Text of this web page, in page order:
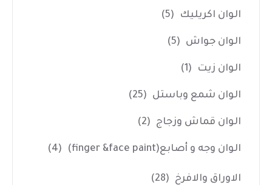
الوان اكريليك (5)
الوان جواش (5)
الوان زيت (1)
الوان شمع وباستل (25)
الوان قماش وزجاج (2)
الوان وجه و أصابع(finger &face paint) (4)
الاوراق والافرخ (28)